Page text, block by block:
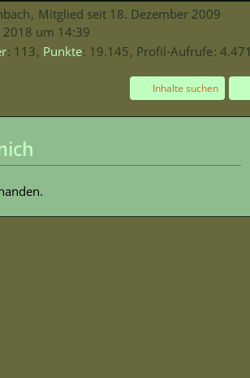
Mitglied seit 18. Dezember 2009
2018 um 14:39
113 Punkte 19.145 Profil-Aufrufe 4.471
Inhalte suchen